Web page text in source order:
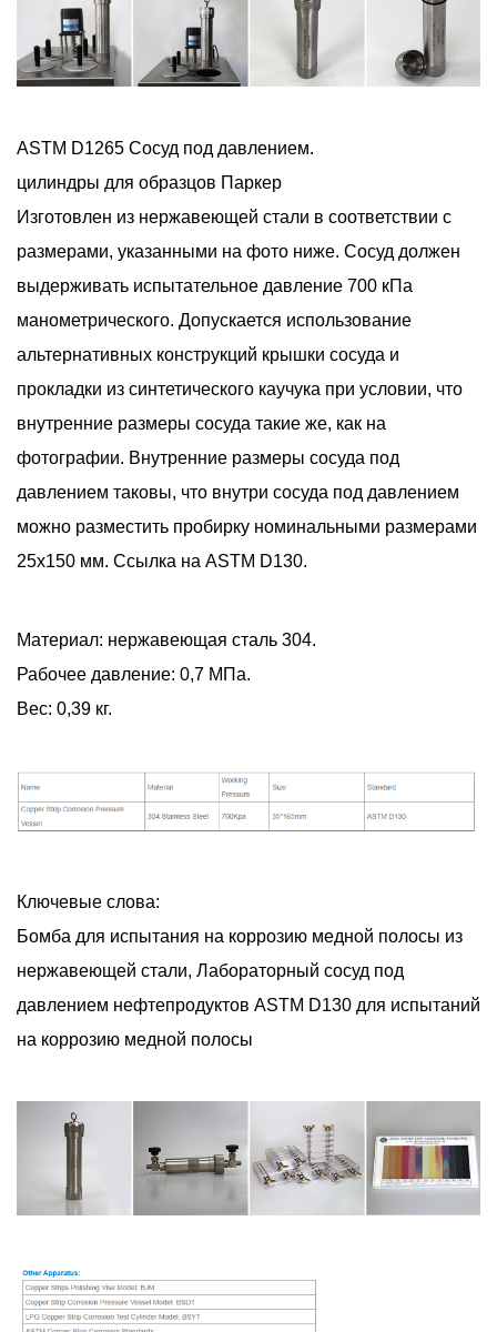
ASTM D1265 Сосуд под давлением.
цилиндры для образцов Паркер
Изготовлен из нержавеющей стали в соответствии с
размерами, указанными на фото ниже. Сосуд должен
выдерживать испытательное давление 700 кПа
манометрического. Допускается использование
альтернативных конструкций крышки сосуда и
прокладки из синтетического каучука при условии, что
внутренние размеры сосуда такие же, как на
фотографии. Внутренние размеры сосуда под
давлением таковы, что внутри сосуда под давлением
можно разместить пробирку номинальными размерами
25х150 мм. Ссылка на ASTM D130.
Материал: нержавеющая сталь 304.
Рабочее давление: 0,7 МПа.
Вес: 0,39 кг.
Ключевые слова:
Бомба для испытания на коррозию медной полосы из
нержавеющей стали, Лабораторный сосуд под
давлением нефтепродуктов ASTM D130 для испытаний
на коррозию медной полосы